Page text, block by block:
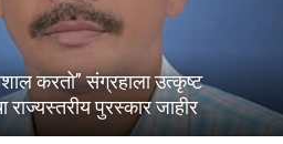
करतो” संग्रहाला उत्कृष्ट
पुरस्कार जाहीर